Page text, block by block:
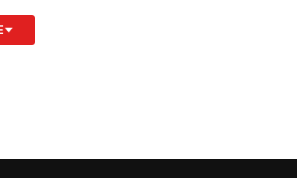
calcio. Ha trovato una squadra